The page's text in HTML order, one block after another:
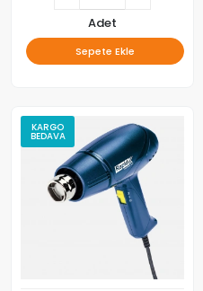
Adet
Sepete Ekle
KARGO
BEDAVA